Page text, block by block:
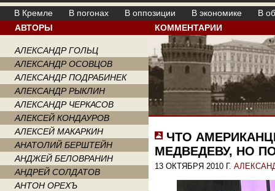
В Кремле
В погонах В оппозиции В экономике
В
АВТОРЫ
АЛЕКСАНДР ГОЛЬЦ
АЛЕКСАНДР ОСОВЦОВ
АЛЕКСАНДР ПОДРАБИНЕК
АЛЕКСАНДР РЫКЛИН
АЛЕКСАНДР ЧЕРКАСОВ
АЛЕКСЕЙ КОНДАУРОВ
АЛЕКСЕЙ МАКАРКИН
АНАТОЛИЙ БЕРШТЕЙН
АНДЖЕЙ БЕЛОВРАНИН
АНДРЕЙ СОЛДАТОВ
АНТОН ОРЕХЪ
КОММЕНТАРИИ
ЧТО
МЕДВЕДЕВУ, НО
13 ОКТЯБРЯ 2010 Г.